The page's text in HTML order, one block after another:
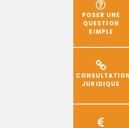
POSER UNE
QUESTION
SIMPLE
JURIDIQUE